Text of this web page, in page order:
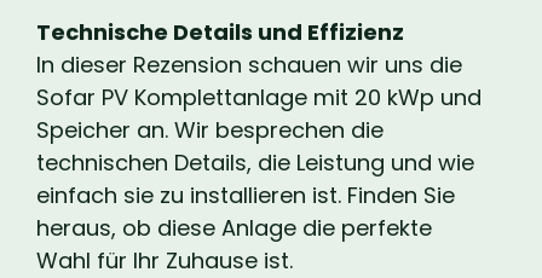
Technische Details und Effizienz
In dieser Rezension schauen wir uns die
Sofar PV Komplettanlage mit 20 kWp und
Speicher an. Wir besprechen die
technischen Details, die Leistung und wie
einfach sie zu installieren ist. Finden Sie
heraus, ob diese Anlage die perfekte
Wahl für Ihr Zuhause ist.